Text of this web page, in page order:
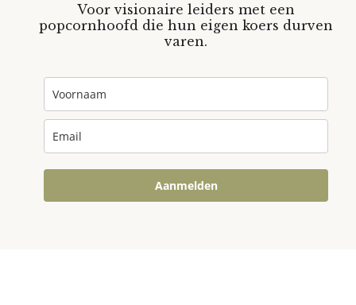
Voor visionaire leiders met een
popcornhoofd die hun eigen koers durven
varen.
Aanmelden